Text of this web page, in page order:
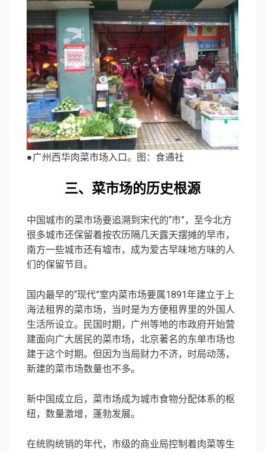
●广州西华肉菜市场入口。图：食通社
三、菜市场的历史根源
中国城市的菜市场要追溯到宋代的“市”，至今北方
很多城市还保留着按农历隔几天露天摆摊的早市，
南方一些城市还有墟市，成为爱古早味地方味的人
们的保留节目。
国内最早的“现代”室内菜市场要属1891年建立于上
海法租界的菜市场，当时是为方便租界里的外国人
生活所设立。民国时期，广州等地的市政府开始营
建面向广大居民的菜市场，北京著名的东单市场也
建于这个时期。但因为当局财力不济，时局动荡，
新建的菜市场数量也不多。
新中国成立后，菜市场成为城市食物分配体系的枢
纽，数量激增，蓬勃发展。
在统购统销的年代，市级的商业局控制着肉菜等生